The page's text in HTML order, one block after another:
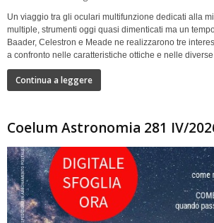
Un viaggio tra gli oculari multifunzione dedicati alla
multiple, strumenti oggi quasi dimenticati ma un
Baader, Celestron e Meade ne realizzarono tre
a confronto nelle caratteristiche ottiche e nelle
Continua a leggere
Coelum Astronomia 281 IV/